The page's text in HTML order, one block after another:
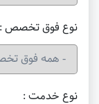
نوع خدمت :
نوع فوق تخصص :